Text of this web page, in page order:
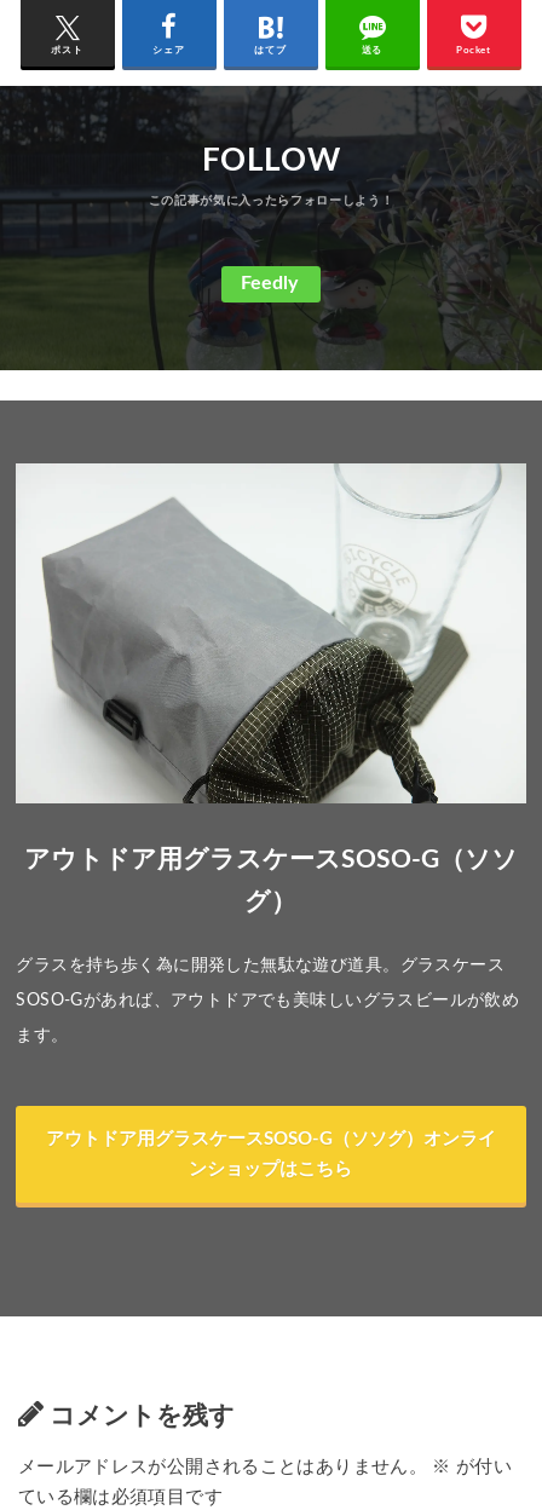
ポスト シェア はてブ 送る Pocket
FOLLOW
Feedly
アウトドア用グラスケースSOSO-G（ソソ
グ）
グラスを持ち歩く為に開発した無駄な遊び道具。グラスケース
SOSO-Gがあれば、アウトドアでも美味しいグラスビールが飲め
ます。
アウトドア用グラスケースSOSO-G（ソソグ）オンライ
ンショップはこちら
コメントを残す
メールアドレスが公開されることはありません。 ※ が付い
ている欄は必須項目です